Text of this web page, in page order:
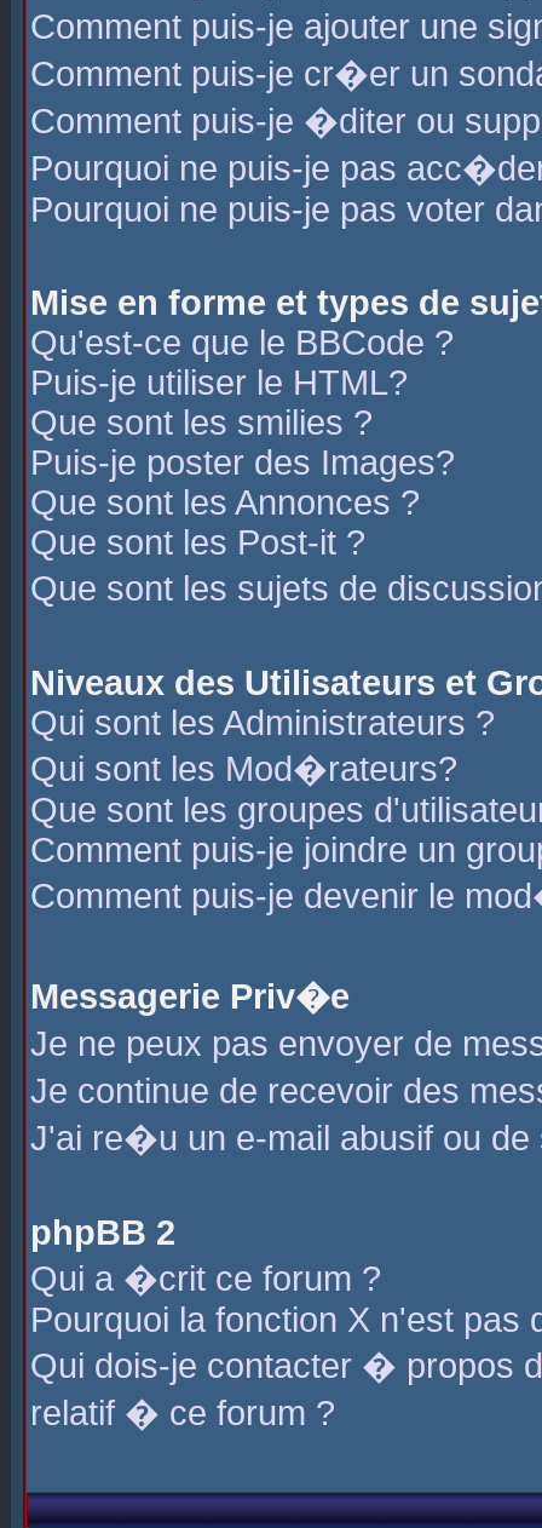
Comment puis-je ajouter une
Comment puis-je cr�er un
Comment puis-je �diter ou
Pourquoi ne puis-je pas
Pourquoi ne puis-je pas voter
Mise en forme et types de
Qu'est-ce que le BBCode ?
Puis-je utiliser le HTML?
Que sont les smilies ?
Puis-je poster des Images?
Que sont les Annonces ?
Que sont les Post-it ?
Que sont les sujets de
Niveaux des Utilisateurs et
Qui sont les Administrateurs ?
Qui sont les Mod�rateurs?
Que sont les groupes
Comment puis-je joindre un
Comment puis-je devenir le
Messagerie Priv�e
Je ne peux pas envoyer de
Je continue de recevoir des
J'ai re�u un e-mail abusif ou de
phpBB 2
Qui a �crit ce forum ?
Pourquoi la fonction X n'est pas
Qui dois-je contacter � propos
relatif � ce forum ?